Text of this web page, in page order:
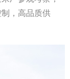
，高品质供